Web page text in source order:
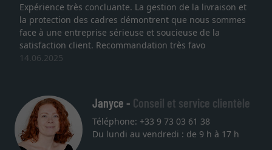
Expérience très concluante. La gestion de la livraison et
la protection des cadres démontrent que nous sommes
face à une entreprise sérieuse et soucieuse de la
satisfaction client. Recommandation très favo
14.06.2025
Janyce - Conseil et service clientèle
Téléphone: +33 9 73 03 61 38
Du lundi au vendredi : de 9 h à 17 h